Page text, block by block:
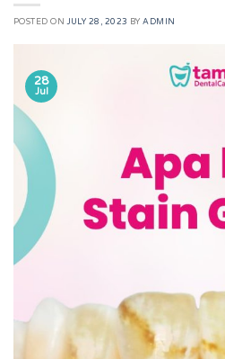
POSTED ONJULY 28, 2023 BYADMIN
28
Jul